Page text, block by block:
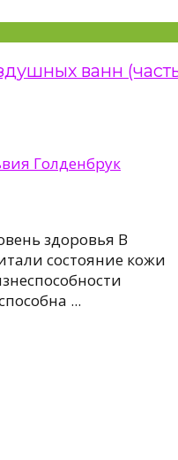
ванн
Голденбрук
здоровья В
состояние кожи
...